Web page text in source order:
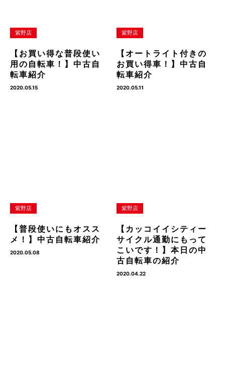
紫野店
【お買い得な普段使い
用の自転車！】中古自
転車紹介
2020.05.15
紫野店
【オートライト付きの
お買い得車！】中古自
転車紹介
2020.05.11
紫野店
【普段使いにもオスス
メ！】中古自転車紹介
2020.05.08
紫野店
【カッコイイシティー
サイクル通勤にもって
こいです！】本日の中
古自転車の紹介
2020.04.22